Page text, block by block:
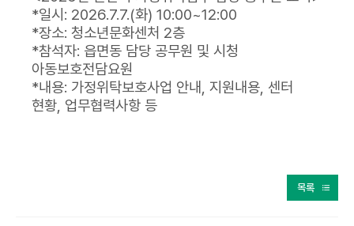
*일시: 2026.7.7.(화) 10:00~12:00
*장소: 청소년문화센처 2층
*참석자: 읍면동 담당 공무원 및 시청
아동보호전담요원
*내용: 가정위탁보호사업 안내, 지원내용, 센터
현황, 업무협력사항 등
목록